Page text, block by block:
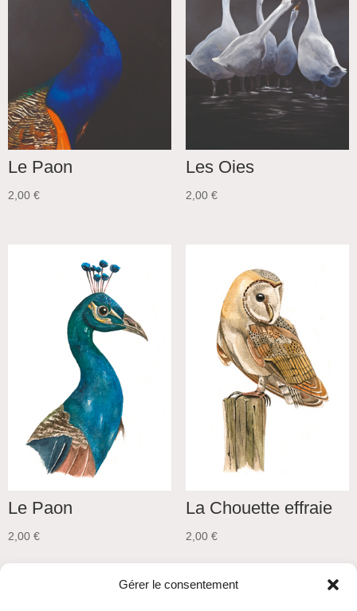
Gérer le consentement
Le Paon
2,00 €
Les Oies
2,00 €
Le Paon
2,00 €
La Chouette effraie
2,00 €